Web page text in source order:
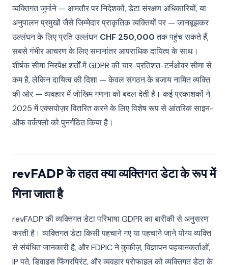
व्यक्तिगत जुर्माने — आमतौर पर निदेशकों, डेटा संरक्षण अधिकारियों, या
अनुपालन प्रमुखों जैसे जिम्मेदार प्राकृतिक व्यक्तियों पर — जानबूझकर
उल्लंघन के लिए प्रति उल्लंघनCHF 250,000तक पहुंच सकते हैं,
सबसे गंभीर आचरण के लिए समानांतर आपराधिक दायित्व के साथ।
शीर्षक सीमा निरपेक्ष शर्तों में GDPR की चार-प्रतिशत-टर्नओवर सीमा से
कम है, लेकिन दायित्व की दिशा — केवल संगठन के बजाय नामित व्यक्ति
की ओर — व्यवहार में जोखिम गणना को बदल देती है। कई प्रकाशकों ने
2025 में एक्सपोज़र वितरित करने के लिए विशेष रूप से आंतरिक साइन-
ऑफ वर्कफ्लो को पुनर्गठित किया है।
revFADP के तहत क्या व्यक्तिगत डेटा के रूप में
गिना जाता है
revFADP की व्यक्तिगत डेटा परिभाषा GDPR का बारीकी से अनुसरण
करती है। व्यक्तिगत डेटा किसी पहचाने गए या पहचाने जाने योग्य व्यक्ति
से संबंधित जानकारी है, और FDPIC ने कुकीज़, विज्ञापन पहचानकर्ताओं,
IP पते, डिवाइस फिंगरप्रिंट, और व्यवहार प्रोफाइल को व्यक्तिगत डेटा के